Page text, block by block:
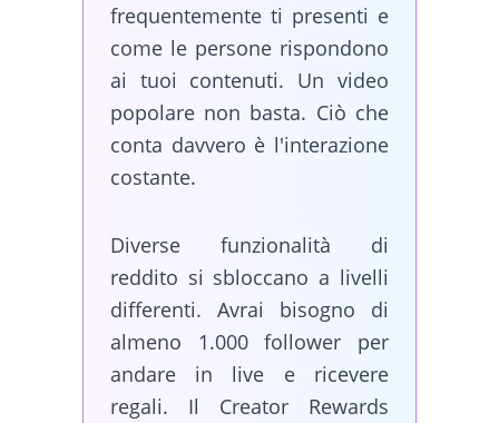
frequentemente ti presenti e
come le persone rispondono
ai tuoi contenuti. Un video
popolare non basta. Ciò che
conta davvero è l'interazione
costante.
Diverse funzionalità di
reddito si sbloccano a livelli
differenti. Avrai bisogno di
almeno 1.000 follower per
andare in live e ricevere
regali. Il Creator Rewards